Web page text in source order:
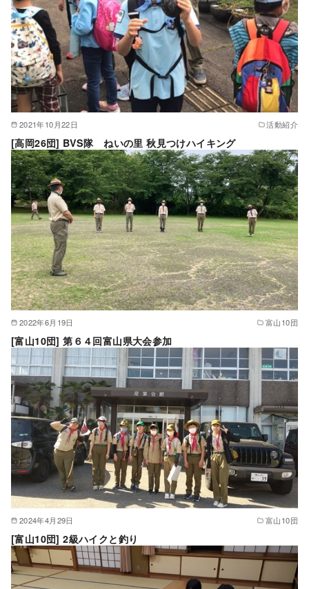
2021年10月22日 活動紹介
[高岡26団] BVS隊 ねいの里 秋見つけハイキング
2022年6月19日 富山10団
[富山10団] 第６４回富山県大会参加
2024年4月29日 富山10団
[富山10団] 2級ハイクと釣り